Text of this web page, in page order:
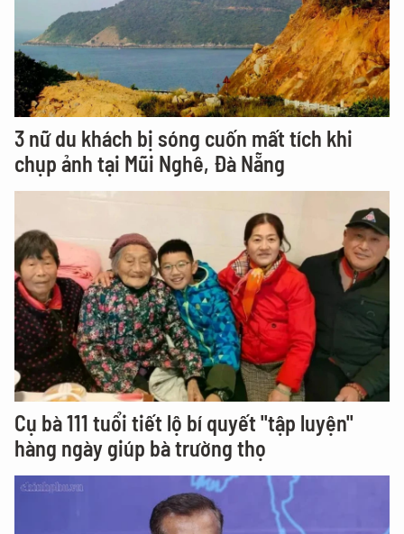
3 nữ du khách bị sóng cuốn mất tích khi
chụp ảnh tại Mũi Nghê, Đà Nẵng
Cụ bà 111 tuổi tiết lộ bí quyết "tập luyện"
hàng ngày giúp bà trường thọ